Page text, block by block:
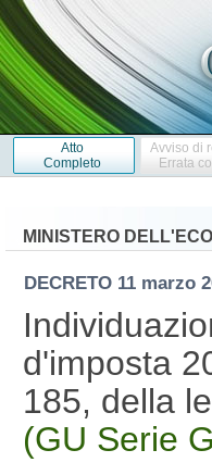
Atto
Completo
Avviso di
Errata
MINISTERO
DECRETO 11 marzo
d'imposta
185, della
(GU Serie